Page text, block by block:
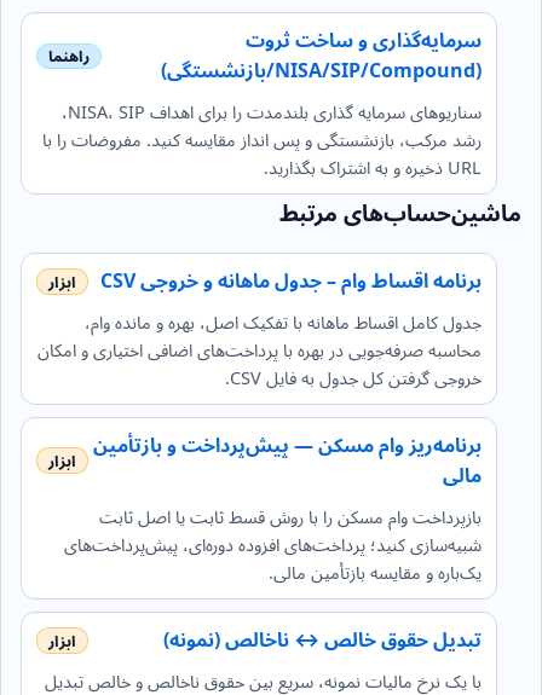
سرمایه‌گذاری و ساخت ثروت
(NISA/SIP/Compound/بازنشستگی)
سناریوهای سرمایه گذاری بلندمدت را برای اهداف NISA، SIP،
رشد مرکب، بازنشستگی و پس انداز مقایسه کنید. مفروضات را با
URL ذخیره و به اشتراک بگذارید.
ماشین‌حساب‌های مرتبط
برنامه اقساط وام – جدول ماهانه و خروجی CSV
جدول کامل اقساط ماهانه با تفکیک اصل، بهره و مانده وام،
محاسبه صرفه‌جویی در بهره با پرداخت‌های اضافی اختیاری و امکان
خروجی گرفتن کل جدول به فایل CSV.
برنامه‌ریز وام مسکن — پیش‌پرداخت و بازتأمین
مالی
بازپرداخت وام مسکن را با روش قسط ثابت یا اصل ثابت
شبیه‌سازی کنید؛ پرداخت‌های افزوده دوره‌ای، پیش‌پرداخت‌های
یک‌باره و مقایسه بازتأمین مالی.
تبدیل حقوق خالص ↔ ناخالص (نمونه)
با یک نرخ مالیات نمونه، سریع بین حقوق ناخالص و خالص تبدیل